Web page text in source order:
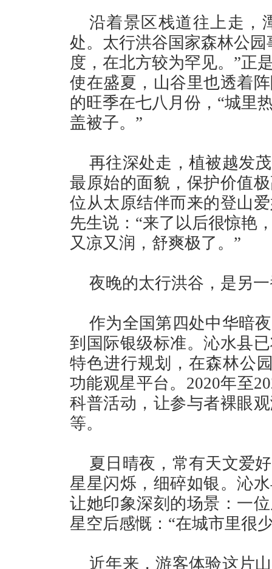
沿着景区栈道往上走，
处。太行洪谷国家森林公
度，在北方较为罕见。”正
使在盛夏，山谷里也透着
的旺季在七八月份，“城里
盖被子。”
再往深处走，植被越发
最原始的面貌，保护价值
位从太原结伴而来的登山
先生说：“来了以后很惊艳
又凉又润，舒爽极了。”
夜晚的太行洪谷，是另
作为全国第四处中华暗
到国际银级标准。沁水县
特色进行规划，在森林公
功能观星平台。2020年至
科普活动，让参与者裸眼
等。
夏日晴夜，常有天文爱
星星闪烁，细碎如银。沁
让她印象深刻的场景：一
星空后感慨：“在城市里很
近年来，游客体验这片